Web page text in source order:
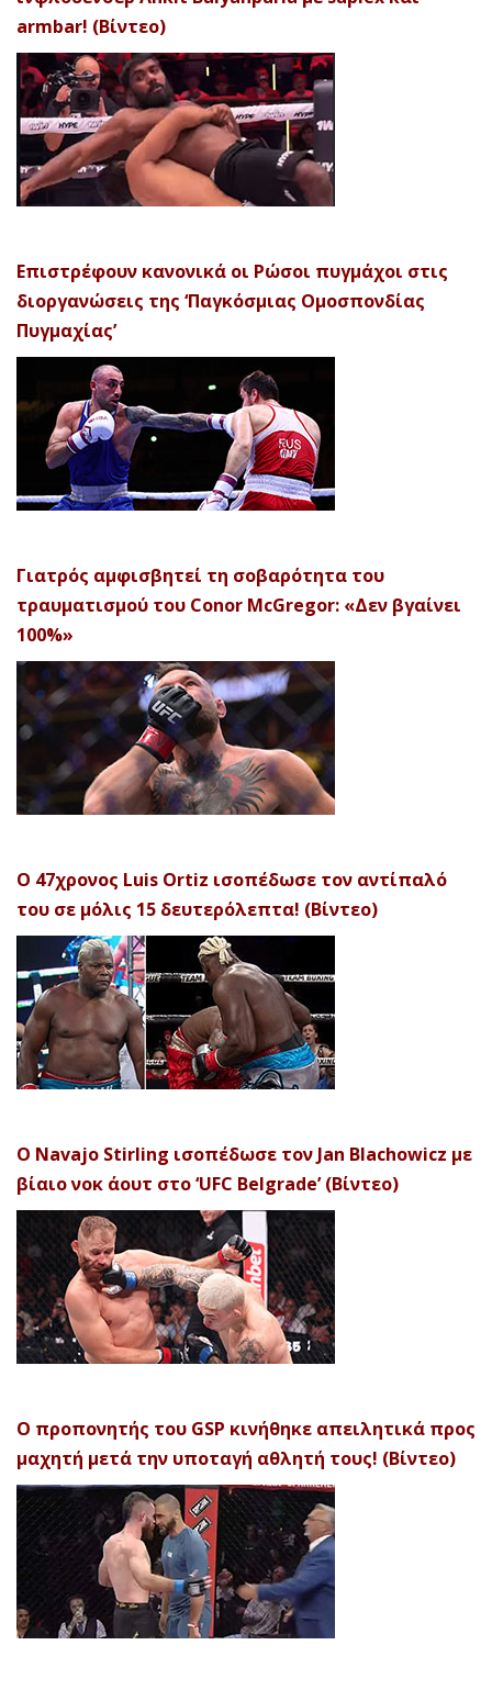
armbar! (Βίντεο)
Επιστρέφουν κανονικά οι Ρώσοι πυγμάχοι στις
διοργανώσεις της ‘Παγκόσμιας Ομοσπονδίας
Πυγμαχίας’
Γιατρός αμφισβητεί τη σοβαρότητα του
τραυματισμού του Conor McGregor: «Δεν βγαίνει
100%»
Ο 47χρονος Luis Ortiz ισοπέδωσε τον αντίπαλό
του σε μόλις 15 δευτερόλεπτα! (Βίντεο)
Ο Navajo Stirling ισοπέδωσε τον Jan Blachowicz με
βίαιο νοκ άουτ στο ‘UFC Belgrade’ (Βίντεο)
Ο προπονητής του GSP κινήθηκε απειλητικά προς
μαχητή μετά την υποταγή αθλητή τους! (Βίντεο)